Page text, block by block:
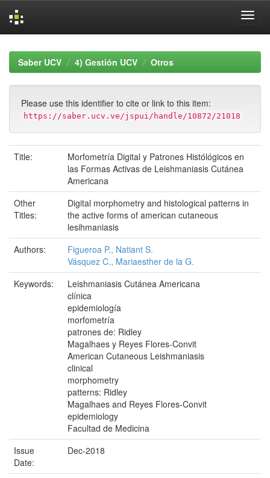
navigationSaber UCV 4) Gestión UCV Otros
Please use this identifier to cite or link to this item:
https://saber.ucv.ve/jspui/handle/10872/21018
Title:
Morfometría Digital y Patrones Histólógicos en
las Formas Activas de Leishmaniasis Cutánea
Americana
Other
Titles:
Digital morphometry and histological patterns in
the active forms of american cutaneous
lesihmaniasis
Authors:
Figueroa P., Natiant S.
Vásquez C., Mariaesther de la G.
Keywords:
Leishmaniasis Cutánea Americana
clínica
epidemiología
morfometría
patrones de: Ridley
Magalhaes y Reyes Flores-Convit
American Cutaneous Leishmaniasis
clinical
morphometry
patterns: Ridley
Magalhaes and Reyes Flores-Convit
epidemiology
Facultad de Medicina
Issue
Date:
Dec-2018